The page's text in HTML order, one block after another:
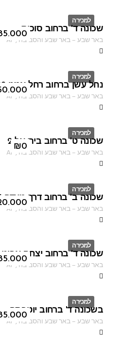
למכירה
ID
שכונה ד' ברחוב סוכות
באר שבע–באר שבע והסביבה ,
AF
למכירה
ID
נחל עשן ברחוב רחל אמנו 22
באר שבע–באר שבע והסביבה ,
AF
למכירה
ID
₪0
שכונה ט' ברחוב בית אל 2
באר שבע–באר שבע והסביבה ,
AF
למכירה
ID
שכונה ב' ברחוב דרך מצדה 95
באר שבע–באר שבע והסביבה ,
AF
למכירה
ID
שכונה ד' ברחוב יצחק אבינו
באר שבע–באר שבע והסביבה ,
AF
למכירה
ID
בשכונה ד' ברחוב יוטבתה
באר שבע–באר שבע והסביבה ,
AF